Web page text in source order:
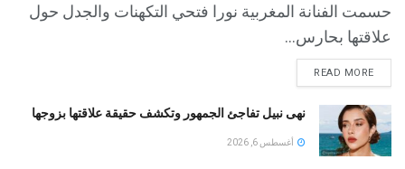
حسمت الفنانة المغربية نورا فتحي التكهنات والجدل حول
علاقتها بحارس...
READ MORE
نهى نبيل تفاجئ الجمهور وتكشف حقيقة علاقتها بزوجها
أغسطس 6, 2026